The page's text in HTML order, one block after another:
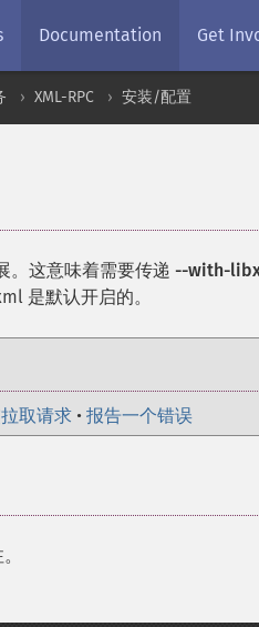
Documentation Get
XML-RPC 安装/配置
。这意味着需要传递 --with-
是默认开启的。
取请求 • 报告一个错误